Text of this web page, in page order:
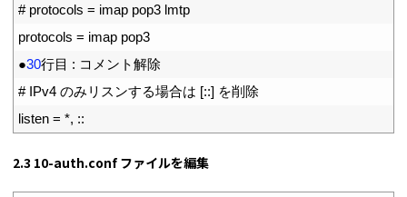
# protocols = imap pop3 lmtp
protocols = imap pop3
●30行目 : コメント解除
# IPv4 のみリスンする場合は [::] を削除
listen = *, ::
2.3 10-auth.conf ファイルを編集